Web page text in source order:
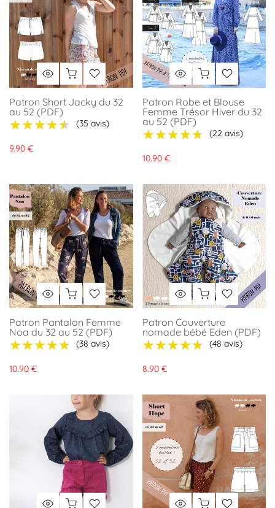
Patron Short Jacky du 32
au 52 (PDF)
★★★★★
★★★★★ (35 avis)
9.90 €
Patron Robe et Blouse
Femme Trésor Hiver du 32
au 52 (PDF)
★★★★★
★★★★★ (22 avis)
10.90 €
Patron Pantalon Femme
Noa du 32 au 52 (PDF)
★★★★★
★★★★★ (38 avis)
10.90 €
Patron Couverture
nomade bébé Eden (PDF)
★★★★★
★★★★★ (48 avis)
8.90 €